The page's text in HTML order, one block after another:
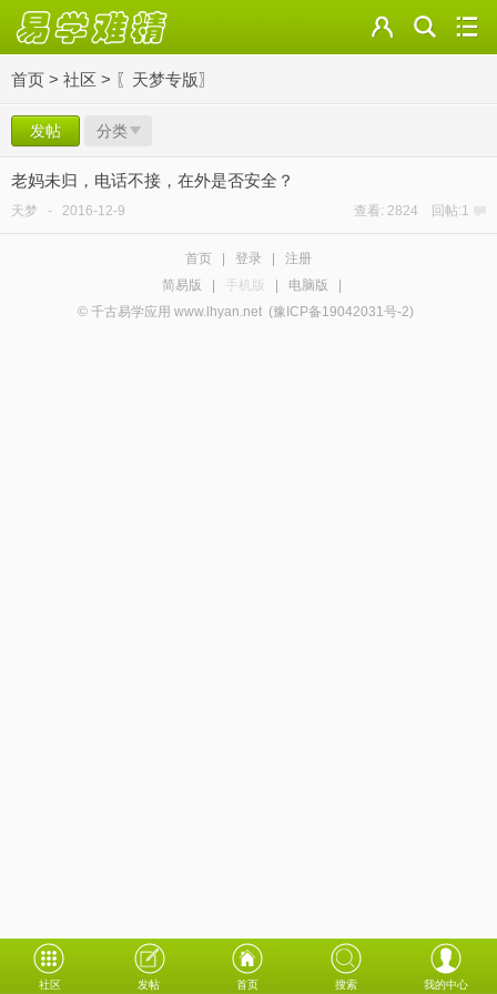
首页 > 社区 > 〖天梦专版〗
发帖 分类
老妈未归，电话不接，在外是否安全？
天梦 - 2016-12-9 查看: 2824 回帖:1
首页 登录
注册
简易版
手机版 电脑版
© 千古易学应用 www.lhyan.net (豫ICP备19042031号-2)
社区 发帖 首页 搜索 我的中心